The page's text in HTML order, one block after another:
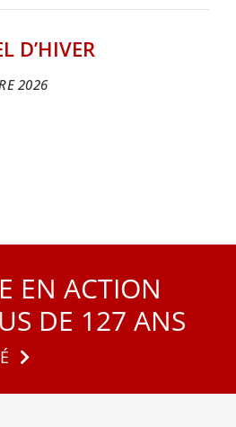
D’HIVER
2026
EN ACTION
DE 127 ANS